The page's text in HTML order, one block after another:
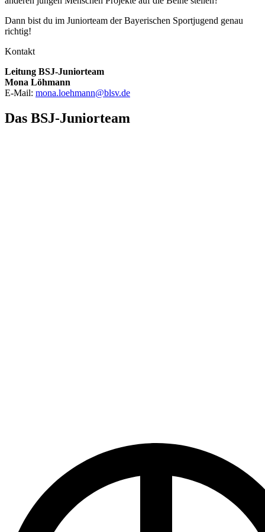
Dann bist du im Juni­or­team der Baye­ri­schen Sport­ju­gend genau
rich­tig!
Kon­takt
Lei­tung BSJ-Juni­or­team
Mona Löh­mann
E‑Mail: mona.​loehmann@​blsv.​de
Das BSJ-Juni­or­team